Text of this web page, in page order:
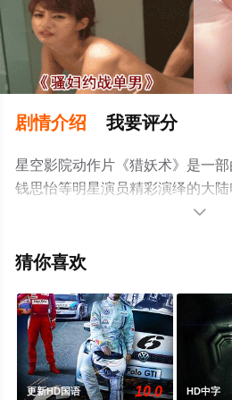
剧情介绍 我要评分
星空影院动作片《猎妖术》是一
钱思怡等明星演员精彩演绎的大
清未删减完整版电影大全就上星

猜你喜欢
更新HD国语 10.0 HD中字